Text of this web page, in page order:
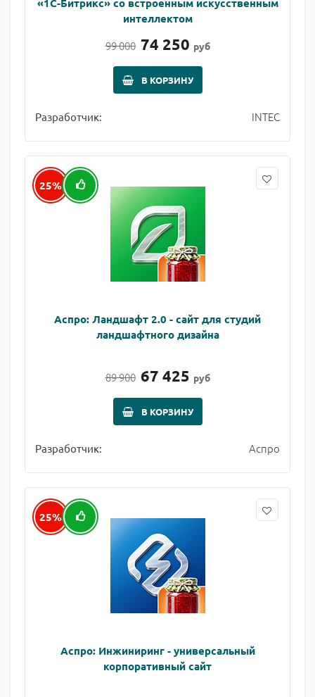
«1С-Битрикс» со встроенным искусственным
интеллектом
99 000 74 250 руб
В КОРЗИНУ
Разработчик: INTEC
25%
Аспро: Ландшафт 2.0 - сайт для студий
ландшафтного дизайна
89 900 67 425 руб
В КОРЗИНУ
Разработчик: Аспро
25%
Аспро: Инжиниринг - универсальный
корпоративный сайт